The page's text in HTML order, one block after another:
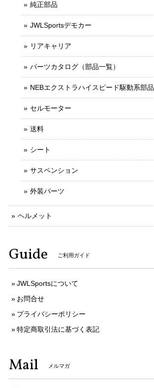
純正部品
JWLSportsデモカー
リアキャリア
パーツカタログ（部品一覧）
NEBエクストラハイスピード駆動系部品
セルモーター
送料
シート
サスペンション
外装パーツ
ヘルメット
Guide ご利用ガイド
JWLSportsについて
お問合せ
プライバシーポリシー
特定商取引法に基づく表記
Mail メルマガ